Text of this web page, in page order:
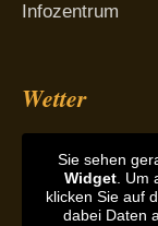
Infozentrum
Wetter
Sie sehen
Widget. Um
klicken Sie auf
dabei Daten